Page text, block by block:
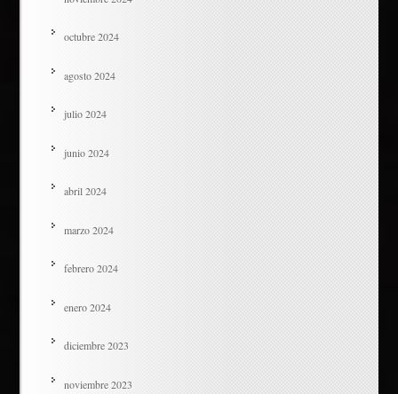
octubre 2024
agosto 2024
julio 2024
junio 2024
abril 2024
marzo 2024
febrero 2024
enero 2024
diciembre 2023
noviembre 2023